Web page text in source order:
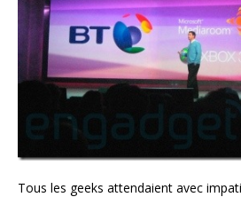
Tous les geeks attendaient avec